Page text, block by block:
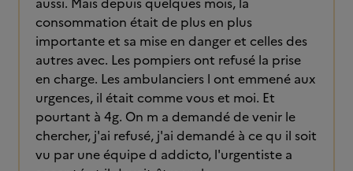
consommation était de plus en plus
importante et sa mise en danger et celles des
autres avec. Les pompiers ont refusé la prise
en charge. Les ambulanciers l ont emmené aux
urgences, il était comme vous et moi. Et
pourtant à 4g. On m a demandé de venir le
chercher, j'ai refusé, j'ai demandé à ce qu il soit
vu par une équipe d addicto, l'urgentiste a